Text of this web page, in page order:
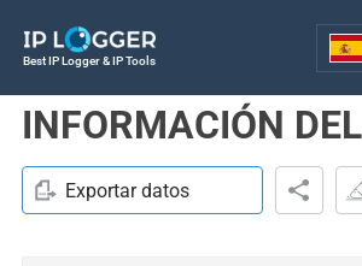
Best IP Logger & IP Tools
INFORMACIÓN
Exportar datos